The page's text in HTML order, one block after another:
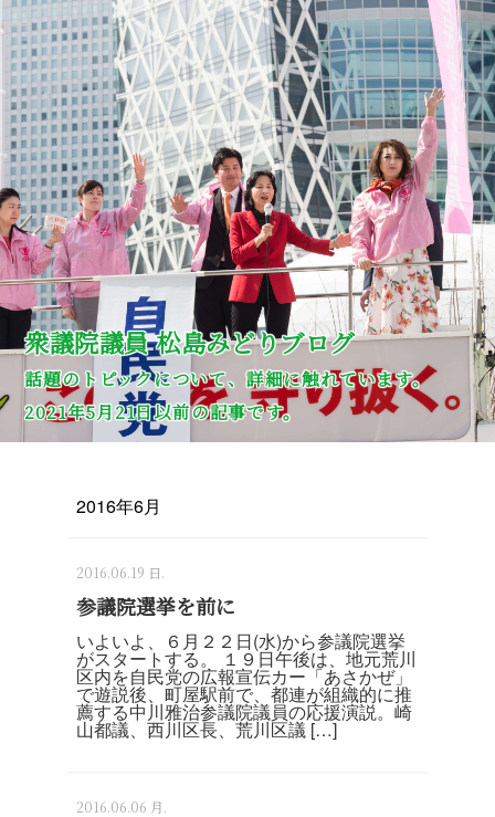
衆議院議員 松島みどりブログ
話題のトピックについて、詳細に触れています。
2021年5月21日以前の記事です。
2016年6月
2016.06.19 日.
参議院選挙を前に
いよいよ、６月２２日(水)から参議院選挙
がスタートする。 １９日午後は、地元荒川
区内を自民党の広報宣伝カー「あさかぜ」
で遊説後、町屋駅前で、都連が組織的に推
薦する中川雅治参議院議員の応援演説。崎
山都議、西川区長、荒川区議 […]
2016.06.06 月.